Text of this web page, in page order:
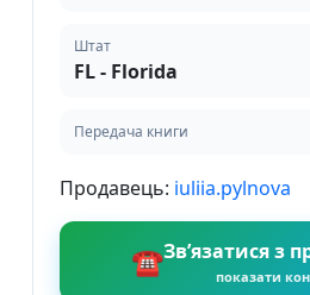
Штат
FL - Florida
Передача книги
Продавець: iuliia.pylnova
☎Зв’язатися з
показати